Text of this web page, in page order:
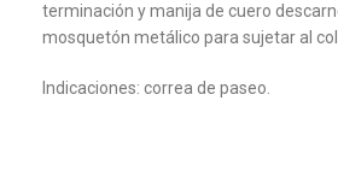
terminación y manija de cuero
mosquetón metálico para sujetar al
Indicaciones: correa de paseo.